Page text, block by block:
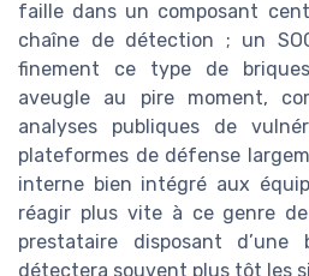
faille dans un composant
chaîne de détection ; un
finement ce type de
aveugle au pire moment,
analyses publiques de
plateformes de défense
interne bien intégré aux
réagir plus vite à ce genre
prestataire disposant
détectera souvent plus tôt les